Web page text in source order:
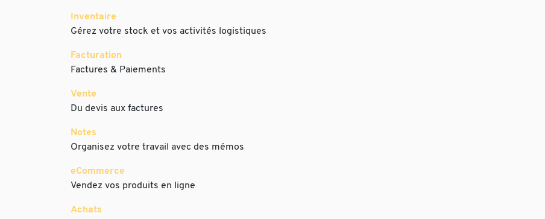
Inventaire
Gérez votre stock et vos activités logistiques
Facturation
Factures & Paiements
Vente
Du devis aux factures
Notes
Organisez votre travail avec des mémos
eCommerce
Vendez vos produits en ligne
Achats